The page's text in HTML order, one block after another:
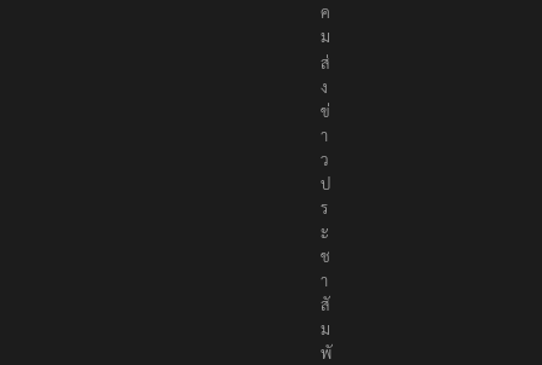
ค
ม
ส่
ง
ข่
า
ว
ป
ร
ะ
ช
า
สั
ม
พั